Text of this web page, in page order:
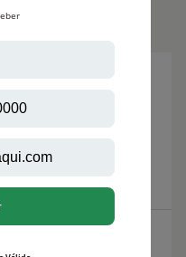
R$ 1.150,00
R$ 883,50
Até12XdeR$ 73,62